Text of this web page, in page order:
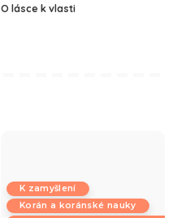
O lásce k vlasti
K zamyšlení
Korán a koránské nauky